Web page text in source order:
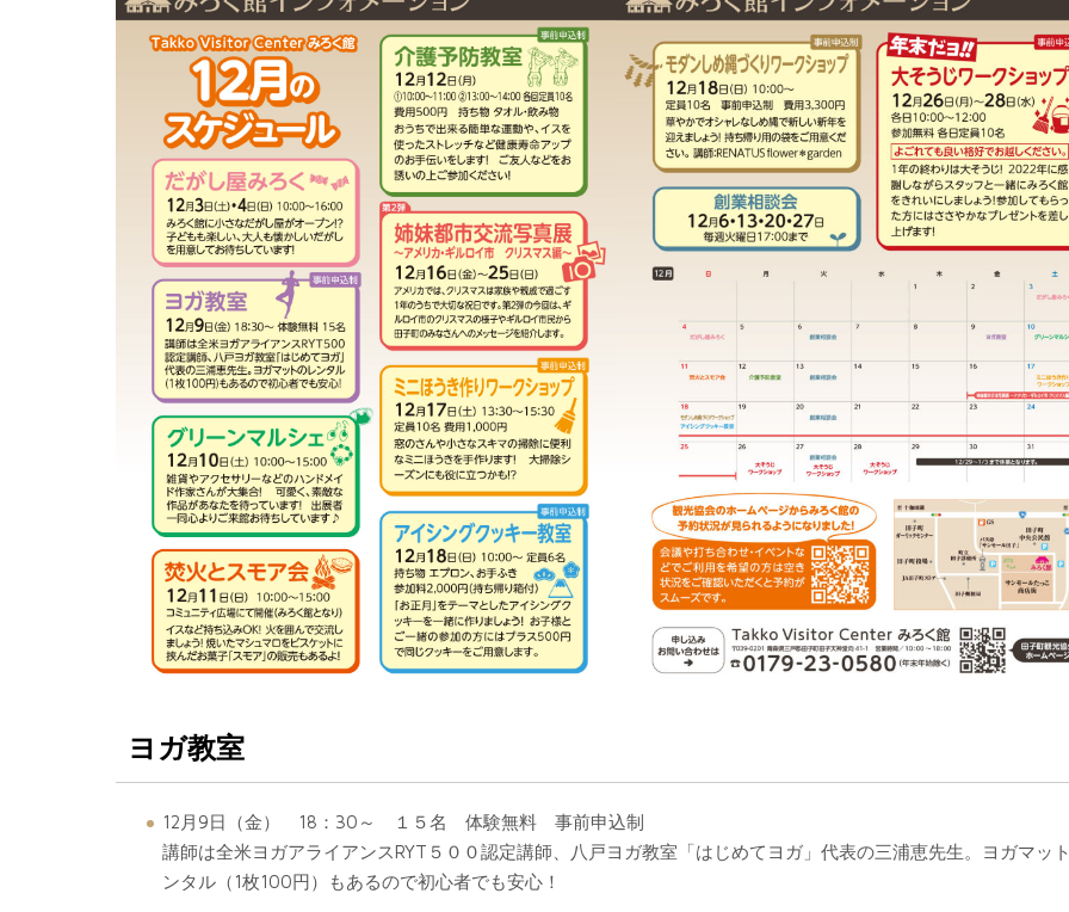
ヨガ教室
12月9日（金） 18：30～ １５名 体験無料 事前申込制
講師は全米ヨガアライアンスRYT５００認定講師、八戸ヨガ教室「はじめてヨガ」代表の三浦恵先生。ヨガマッ
ンタル（1枚100円）もあるので初心者でも安心！